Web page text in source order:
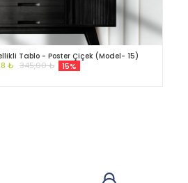
Tablo - Poster Çiçek (Model- 15)
₺ 345,00 ₺ 15%